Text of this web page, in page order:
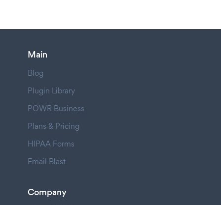
Main
Blog
Plugin Library
POWR Business
Plans & Pricing
HIPAA Forms
Email Blast
Company